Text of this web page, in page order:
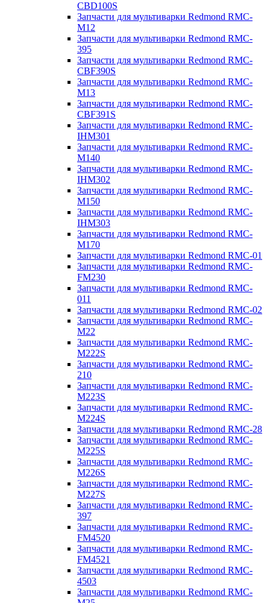
CBD100S
Запчасти для мультиварки Redmond RMC-
M12
Запчасти для мультиварки Redmond RMC-
395
Запчасти для мультиварки Redmond RMC-
CBF390S
Запчасти для мультиварки Redmond RMC-
M13
Запчасти для мультиварки Redmond RMC-
CBF391S
Запчасти для мультиварки Redmond RMC-
IHM301
Запчасти для мультиварки Redmond RMC-
M140
Запчасти для мультиварки Redmond RMC-
IHM302
Запчасти для мультиварки Redmond RMC-
M150
Запчасти для мультиварки Redmond RMC-
IHM303
Запчасти для мультиварки Redmond RMC-
M170
Запчасти для мультиварки Redmond RMC-01
Запчасти для мультиварки Redmond RMC-
FM230
Запчасти для мультиварки Redmond RMC-
011
Запчасти для мультиварки Redmond RMC-02
Запчасти для мультиварки Redmond RMC-
M22
Запчасти для мультиварки Redmond RMC-
M222S
Запчасти для мультиварки Redmond RMC-
210
Запчасти для мультиварки Redmond RMC-
M223S
Запчасти для мультиварки Redmond RMC-
M224S
Запчасти для мультиварки Redmond RMC-28
Запчасти для мультиварки Redmond RMC-
M225S
Запчасти для мультиварки Redmond RMC-
M226S
Запчасти для мультиварки Redmond RMC-
M227S
Запчасти для мультиварки Redmond RMC-
397
Запчасти для мультиварки Redmond RMC-
FM4520
Запчасти для мультиварки Redmond RMC-
FM4521
Запчасти для мультиварки Redmond RMC-
4503
Запчасти для мультиварки Redmond RMC-